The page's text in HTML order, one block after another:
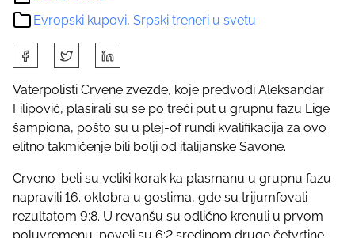
Evropski kupovi, Srpski treneri u svetu
h
a
r
e
t
i
s
p
Vaterpolisti Crvene zvezde, koje predvodi Aleksandar
Filipović, plasirali su se po treći put u grupnu fazu Lige
šampiona, pošto su u plej-of rundi kvalifikacija za ovo
elitno takmičenje bili bolji od italijanske Savone.
Crveno-beli su veliki korak ka plasmanu u grupnu fazu
napravili 16. oktobra u gostima, gde su trijumfovali
rezultatom 9:8. U revanšu su odlično krenuli u prvom